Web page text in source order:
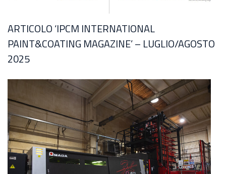
ARTICOLO ‘IPCM INTERNATIONAL
PAINT&COATING MAGAZINE’ – LUGLIO/AGOSTO
2025